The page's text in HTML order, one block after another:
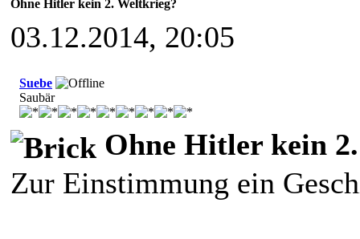
Ohne Hitler kein 2. Weltkrieg?
03.12.2014, 20:05
Suebe
Saubär
Ohne Hitler kein
Zur Einstimmung ein